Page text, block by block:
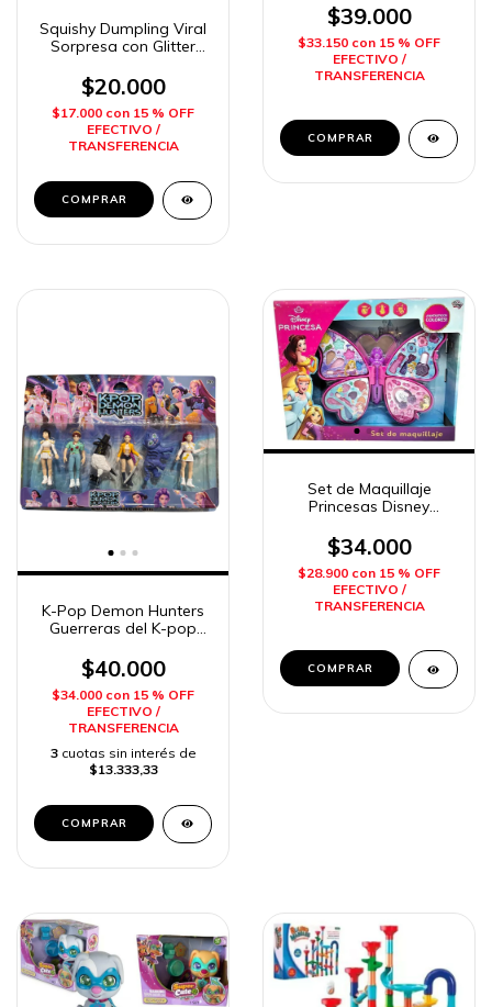
Squishy Dumpling Viral
Sorpresa con Glitter
$20.000
$17.000 con 15 % OFF
EFECTIVO /
TRANSFERENCIA
Sisfriends
$39.000
$33.150 con 15 % OFF
EFECTIVO /
TRANSFERENCIA
K-Pop Demon Hunters
Guerreras del K-pop
$40.000
$34.000 con 15 % OFF
EFECTIVO /
TRANSFERENCIA
3 cuotas sin interés de
$13.333,33
COMPRAR
Set de Maquillaje
Princesas Disney
$34.000
$28.900 con 15 % OFF
EFECTIVO /
TRANSFERENCIA